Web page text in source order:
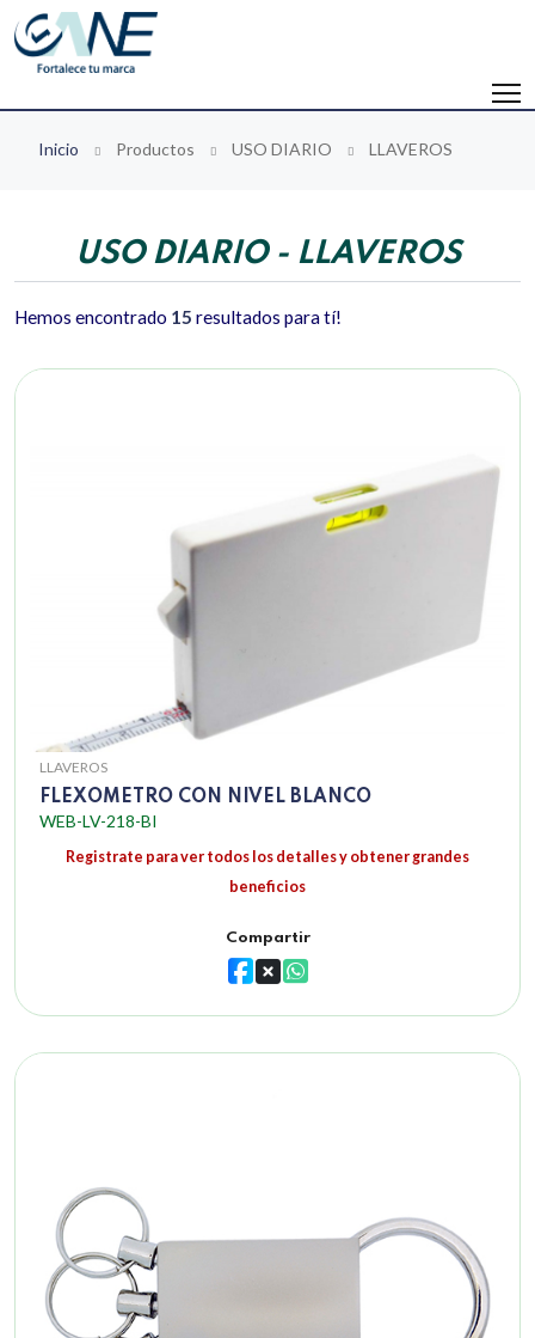
Inicio Productos USO DIARIO LLAVEROS
USO DIARIO - LLAVEROS
Hemos encontrado 15 resultados para tí!
LLAVEROS
FLEXOMETRO CON NIVEL BLANCO
WEB-LV-218-BI
Registrate para ver todos los detalles y obtener grandes
beneficios
Compartir